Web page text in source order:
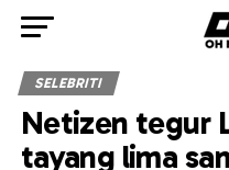
SELEBRITI
Netizen tegur
tayang lima